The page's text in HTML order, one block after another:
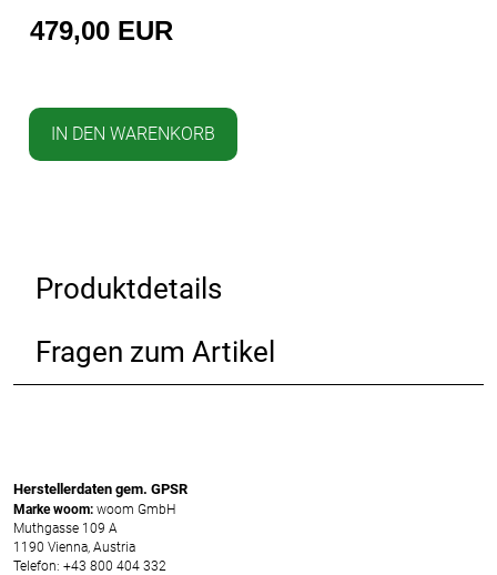
479,00 EUR
IN DEN WARENKORB
Produktdetails
Fragen zum Artikel
Herstellerdaten gem. GPSR
Marke woom: woom GmbH
Muthgasse 109 A
1190 Vienna, Austria
Telefon: +43 800 404 332